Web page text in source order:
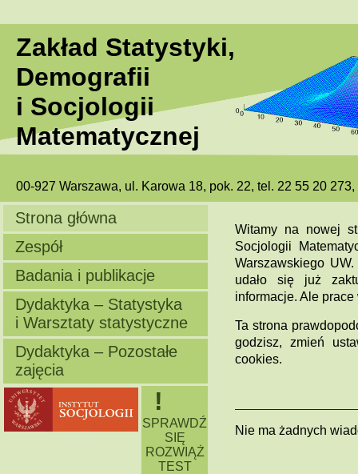
Zakład Statystyki,
Demografii
i Socjologii
Matematycznej
00-927 Warszawa, ul. Karowa 18, pok. 22, tel. 22 55 20
Strona główna
Zespół
Badania i publikacje
Dydaktyka – Statystyka
i Warsztaty statystyczne
Dydaktyka – Pozostałe
zajęcia
!
SPRAWDŹ
SIĘ
ROZWIĄŻ
TEST
Witamy na nowej
Socjologii
Warszawskiego
udało się już
informacje. Ale
Ta strona
godzisz, zmień
cookies.
Nie ma żadnych